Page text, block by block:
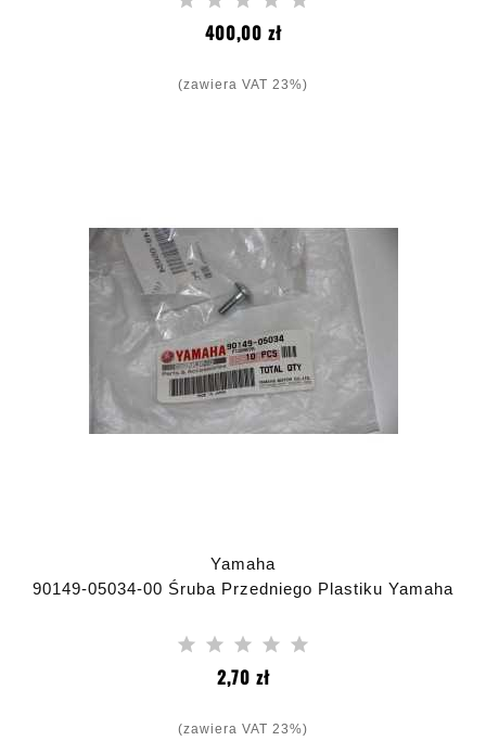
400,00 złCena
(zawiera VAT 23%)
Yamaha
90149-05034-00 Śruba Przedniego Plastiku Yamaha
2,70 złCena
(zawiera VAT 23%)